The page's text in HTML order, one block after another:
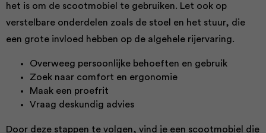
het is om de scootmobiel te gebruiken. Let ook op
verstelbare onderdelen zoals de stoel en het stuur, die
een grote invloed hebben op de algehele rijervaring.
Overweeg persoonlijke behoeften en gebruik
Zoek naar comfort en ergonomie
Maak een proefrit
Vraag deskundig advies
Door deze stappen te volgen, vind je een scootmobiel die